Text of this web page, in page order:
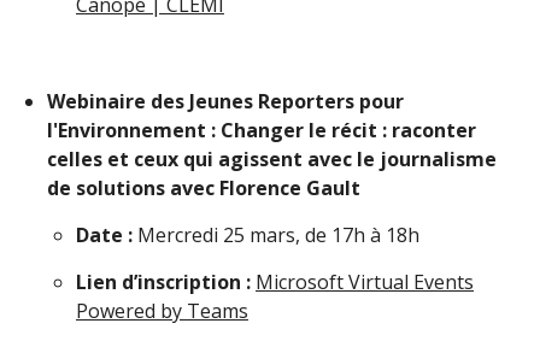
Webinaire des Jeunes Reporters pour
l'Environnement : Changer le récit : raconter
celles et ceux qui agissent avec le journalisme
de solutions avec Florence Gault
Date : Mercredi 25 mars, de 17h à 18h
Lien d’inscription : Microsoft Virtual Events
Powered by Teams